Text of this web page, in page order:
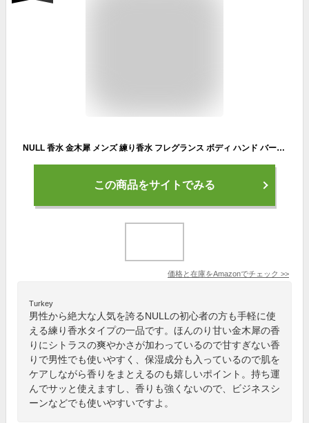
NULL 香水 金木犀 メンズ 練り香水 フレグランス ボディ ハンド バーム 30g キンモクセイ
この商品をサイトでみる
価格と在庫をAmazonでチェック >>
Turkey
男性から絶大な人気を誇るNULLの初心者の方も手軽に使
える練り香水タイプの一品です。ほんのり甘い金木犀の香
りにシトラスの爽やかさが加わっているので甘すぎない香
りで男性でも使いやすく、保湿成分も入っているので肌を
ケアしながら香りをまとえるのも嬉しいポイント。持ち運
んでサッと使えますし、香りも強くないので、ビジネスシ
ーンなどでも使いやすいですよ。